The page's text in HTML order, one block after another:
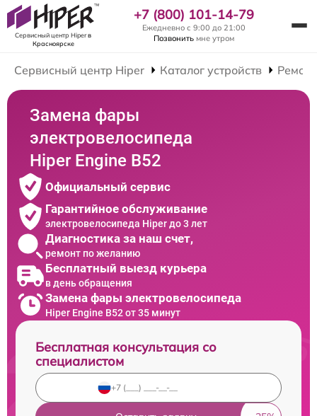
Сервисный центр Hiperв
Красноярске
+7 (800) 101-14-79
Ежедневно с 9:00 до 21:00
Позвонить мне утром
Сервисный центр Hiper Каталог устройств
Замена фары
электровелосипеда
Hiper Engine B52
Официальный сервис
Гарантийное обслуживание
электровелосипеда Hiper до 3 лет
Диагностика за наш счет,
ремонт по желанию
Бесплатный выезд курьера
в день обращения
Замена фары электровелосипеда
Hiper Engine B52 от 35 минут
Бесплатная консультация со
специалистом